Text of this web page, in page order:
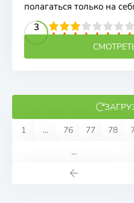
полагаться только на
3
4 5 6 7 8 9 10
1
... 76 77 78
...